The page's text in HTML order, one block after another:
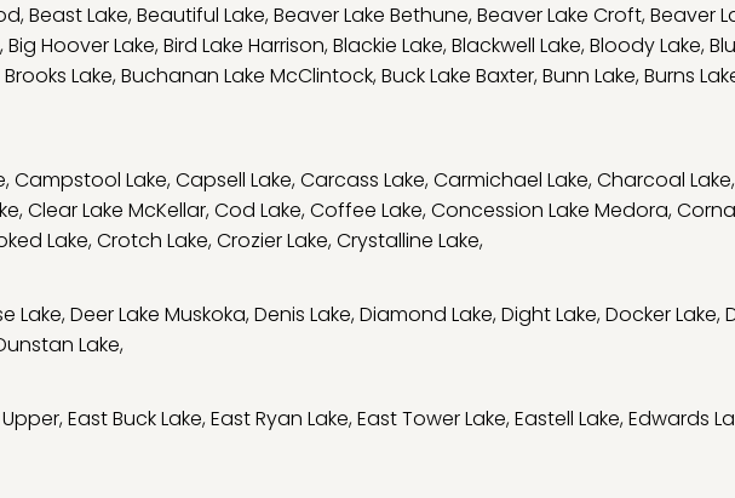
,Beast Lake,Beautiful Lake,Beaver Lake Bethune,Beaver Lake Croft,Beaver
,Big Hoover Lake,Bird Lake Harrison,Blackie Lake,Blackwell Lake,Bloody Lake,
Brooks Lake,Buchanan Lake McClintock,Buck Lake Baxter,Bunn Lake,Burns
,Campstool Lake,Capsell Lake,Carcass Lake,Carmichael Lake,Charcoal Lake,
,Clear Lake McKellar,Cod Lake,Coffee Lake,Concession Lake Medora,
Lake,Crotch Lake,Crozier Lake,Crystalline Lake,
Lake,Deer Lake Muskoka,Denis Lake,Diamond Lake,Dight Lake,Docker Lake,
Lake,
,East Buck Lake,East Ryan Lake,East Tower Lake,Eastell Lake,Edwards